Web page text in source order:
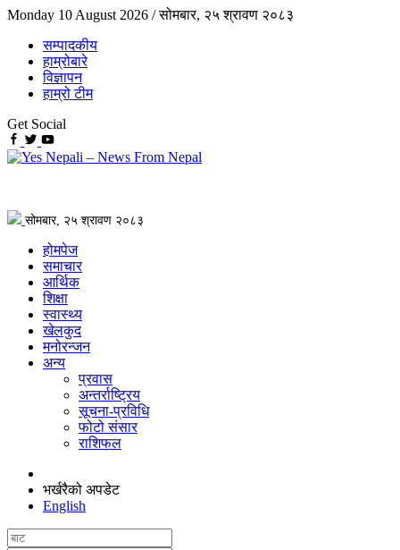
Monday 10 August 2026 /सोमबार, २५ श्रावण २०८३
सम्पादकीय
हाम्रोबारे
विज्ञापन
हाम्रो टीम
Get Social
सोमबार, २५ श्रावण २०८३
होमपेज
समाचार
आर्थिक
शिक्षा
स्वास्थ्य
खेलकुद
मनोरन्जन
अन्य
प्रवास
अन्तर्राष्ट्रिय
सूचना-प्रविधि
फोटो संसार
राशिफल
भर्खरैको अपडेट
English